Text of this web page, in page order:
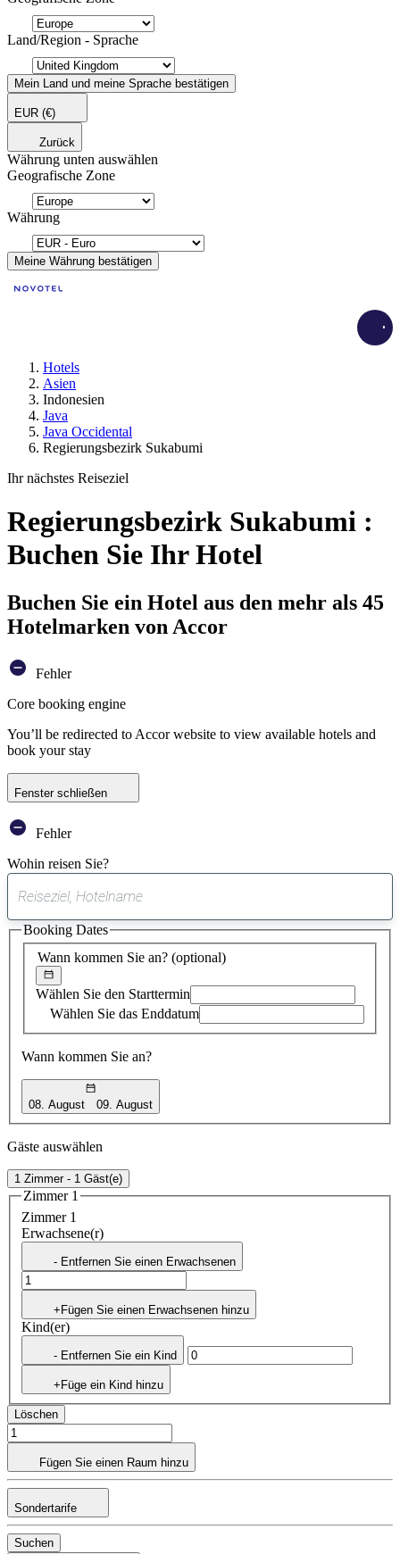
Land/Region - Sprache
Mein Land und meine Sprache bestätigen
EUR (€)
Zurück
Währung unten auswählen
Geografische Zone
Währung
Meine Währung bestätigen
Hotels
Asien
Indonesien
Java
Java Occidental
Regierungsbezirk Sukabumi
Ihr nächstes Reiseziel
Regierungsbezirk Sukabumi :
Buchen Sie Ihr Hotel
Buchen Sie ein Hotel aus den mehr als 45
Hotelmarken von Accor
Fehler
Core booking engine
You’ll be redirected to Accor website to view available hotels and
book your stay
Fenster schließen
Fehler
Wohin reisen Sie?
gefundener
Vorschlag
Wann kommen Sie an? (optional)
Wählen Sie den Starttermin
Wählen Sie das Enddatum
Wann kommen Sie an?
08. August 09. August
Booking Dates
Gäste auswählen
1 Zimmer - 1 Gäst(e)
Zimmer 1
Zimmer 1
Erwachsene(r)
- Entfernen Sie einen Erwachsenen
+Fügen Sie einen Erwachsenen hinzu
Kind(er)
- Entfernen Sie ein Kind
+Füge ein Kind hinzu
Löschen
Fügen Sie einen Raum hinzu
Sondertarife
Suchen